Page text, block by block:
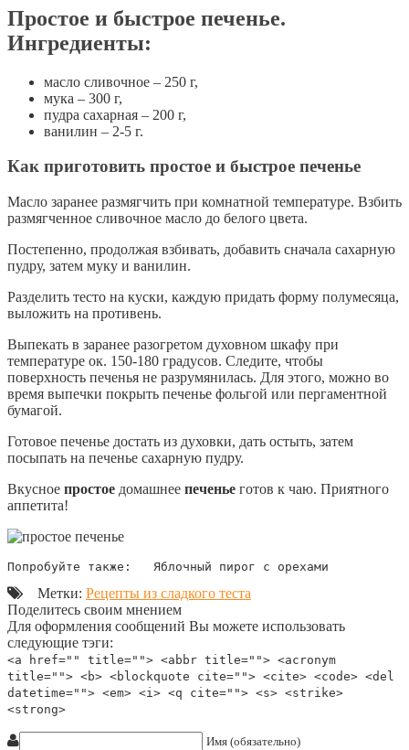
Простое и быстрое печенье.
Ингредиенты:
масло сливочное – 250 г,
мука – 300 г,
пудра сахарная – 200 г,
ванилин – 2-5 г.
Как приготовить простое и быстрое печенье
Масло заранее размягчить при комнатной температуре. Взбить
размягченное сливочное масло до белого цвета.
Постепенно, продолжая взбивать, добавить сначала сахарную
пудру, затем муку и ванилин.
Разделить тесто на куски, каждую придать форму полумесяца,
выложить на противень.
Выпекать в заранее разогретом духовном шкафу при
температуре ок. 150-180 градусов. Следите, чтобы
поверхность печенья не разрумянилась. Для этого, можно во
время выпечки покрыть печенье фольгой или пергаментной
бумагой.
Готовое печенье достать из духовки, дать остыть, затем
посыпать на печенье сахарную пудру.
Вкусное простое домашнее печенье готов к чаю. Приятного
аппетита!
Попробуйте также:   Яблочный пирог с орехами
Метки: Рецепты из сладкого теста
Поделитесь своим мнением
Для оформления сообщений Вы можете использовать
следующие тэги:
<a href="" title=""> <abbr title=""> <acronym
title=""> <b> <blockquote cite=""> <cite> <code> <del
datetime=""> <em> <i> <q cite=""> <s> <strike>
<strong>
Имя (обязательно)